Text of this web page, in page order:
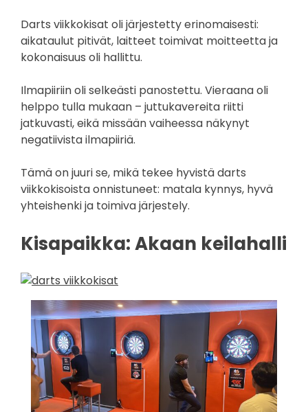
Darts viikkokisat oli järjestetty erinomaisesti:
aikataulut pitivät, laitteet toimivat moitteetta ja
kokonaisuus oli hallittu.
Ilmapiiriin oli selkeästi panostettu. Vieraana oli
helppo tulla mukaan – juttukavereita riitti
jatkuvasti, eikä missään vaiheessa näkynyt
negatiivista ilmapiiriä.
Tämä on juuri se, mikä tekee hyvistä darts
viikkokisoista onnistuneet: matala kynnys, hyvä
yhteishenki ja toimiva järjestely.
Kisapaikka: Akaan keilahalli